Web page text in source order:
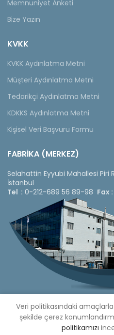
Memnuniyet Anketi
Bize Yazın
KVKK
KVKK Aydınlatma Metni
Müşteri Aydınlatma Metni
Tedarikçi Aydınlatma Metni
KDKKS Aydınlatma Metni
Kişisel Veri Başvuru Formu
FABRİKA (MERKEZ)
Selahattin Eyyubi Mahallesi Piri
İstanbul
Tel : 0-212-689 56 89-98 Fax :
Copyright © 2020 Çetinkaya
Veri politikasındaki
şekilde çerez
politikamızı